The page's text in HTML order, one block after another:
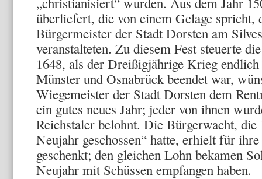
überliefert, die von einem Gelage spricht,
Bürgermeister der Stadt Dorsten am
veranstalteten. Zu diesem Fest steuerte
1648, als der Dreißigjährige Krieg
Münster und Osnabrück beendet war,
Wiegemeister der Stadt Dorsten dem
ein gutes neues Jahr; jeder von ihnen
Reichstaler belohnt. Die Bürgerwacht, die
Neujahr geschossen“ hatte, erhielt für
geschenkt; den gleichen Lohn bekamen
Neujahr mit Schüssen empfangen haben.